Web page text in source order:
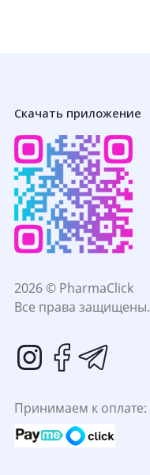
Скачать приложение
2026 © PharmaClick
Все права защищены.
Принимаем к оплате: